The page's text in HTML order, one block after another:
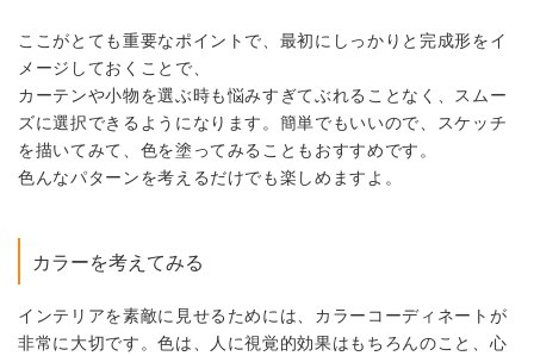
ここがとても重要なポイントで、最初にしっかりと完成形をイ
メージしておくことで、
カーテンや小物を選ぶ時も悩みすぎてぶれることなく、スムー
ズに選択できるようになります。簡単でもいいので、スケッチ
を描いてみて、色を塗ってみることもおすすめです。
色んなパターンを考えるだけでも楽しめますよ。
カラーを考えてみる
インテリアを素敵に見せるためには、カラーコーディネートが
非常に大切です。色は、人に視覚的効果はもちろんのこと、心